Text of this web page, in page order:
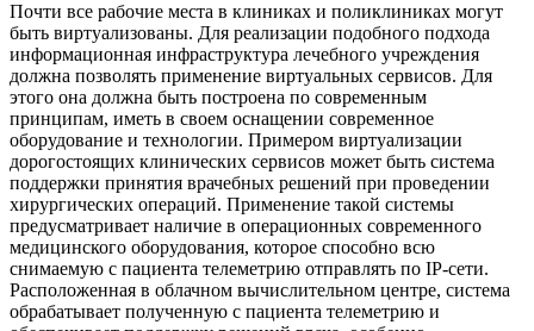
Почти все рабочие места в клиниках и поликлиниках могут
быть виртуализованы. Для реализации подобного подхода
информационная инфраструктура лечебного учреждения
должна позволять применение виртуальных сервисов. Для
этого она должна быть построена по современным
принципам, иметь в своем оснащении современное
оборудование и технологии. Примером виртуализации
дорогостоящих клинических сервисов может быть система
поддержки принятия врачебных решений при проведении
хирургических операций. Применение такой системы
предусматривает наличие в операционных современного
медицинского оборудования, которое способно всю
снимаемую с пациента телеметрию отправлять по IP-сети.
Расположенная в облачном вычислительном центре, система
обрабатывает полученную с пациента телеметрию и